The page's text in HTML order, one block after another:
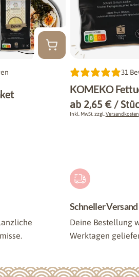
Typ: 31
KOMEKO
Regulärer
Preis
ab 2,65 € /
Inkl. MwSt. zzgl. Versandkosten
Schneller Versand
Deine Bestellung
Werktagen